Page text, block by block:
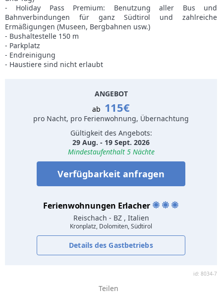
- Holiday Pass Premium: Benutzung aller Bus und
Bahnverbindungen für ganz Südtirol und zahlreiche
Ermäßigungen (Museen, Bergbahnen usw.)
- Bushaltestelle 150 m
- Parkplatz
- Endreinigung
- Haustiere sind nicht erlaubt
ANGEBOT
ab 115€
pro Nacht, pro Ferienwohnung, Übernachtung
Gültigkeit des Angebots:
29 Aug. - 19 Sept. 2026
Mindestaufenthalt 5 Nächte
Verfügbarkeit anfragen
Ferienwohnungen Erlacher
Reischach - BZ , Italien
Kronplatz, Dolomiten, Südtirol
Details des Gastbetriebs
id: 8034-7
Teilen